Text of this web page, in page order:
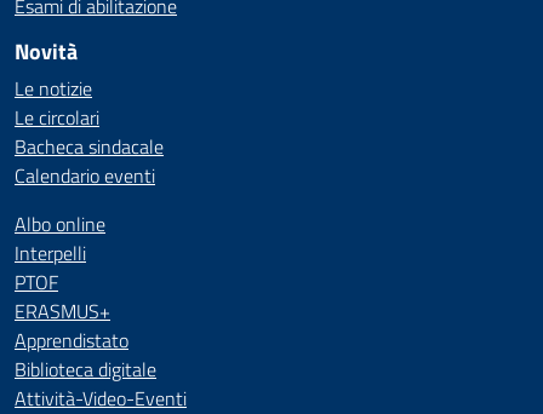
Esami di abilitazione
Novità
Le notizie
Le circolari
Bacheca sindacale
Calendario eventi
Albo online
Interpelli
PTOF
ERASMUS+
Apprendistato
Biblioteca digitale
Attività-Video-Eventi